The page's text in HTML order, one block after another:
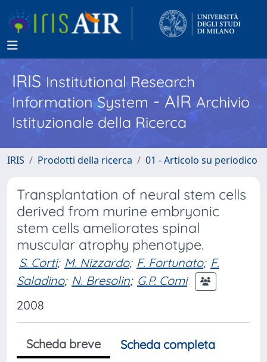
IRISInstitutional Research
Information System - AIR Archivio
Istituzionale della Ricerca
IRIS Prodotti della ricerca 01 - Articolo su periodico
Transplantation of neural stem cells
derived from murine embryonic
stem cells ameliorates spinal
muscular atrophy phenotype.
S. Corti; M. Nizzardo; F. Fortunato; F.
Saladino; N. Bresolin; G.P. Comi
2008
Scheda breve
Scheda completa